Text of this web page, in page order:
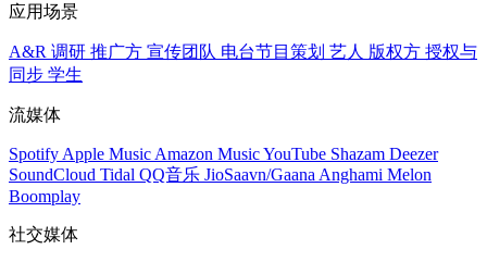
应用场景
A&R 调研 推广方 宣传团队 电台节目策划 艺人 版权方 授权与
同步 学生
流媒体
Spotify Apple Music Amazon MusicYouTube Shazam Deezer
SoundCloud Tidal QQ音乐 JioSaavn/Gaana Anghami Melon
Boomplay
社交媒体